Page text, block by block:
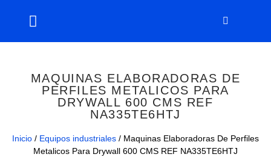
MAQUINAS ELABORADORAS DE
PERFILES METALICOS PARA
DRYWALL 600 CMS REF
NA335TE6HTJ
Inicio / Equipos industriales / Maquinas Elaboradoras De Perfiles
Metalicos Para Drywall 600 CMS REF NA335TE6HTJ